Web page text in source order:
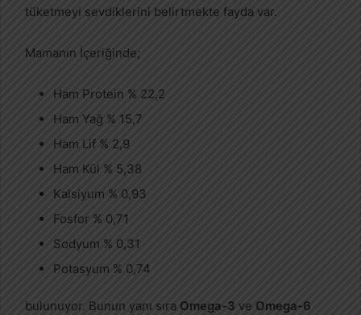
tüketmeyi sevdiklerini belirtmekte fayda var.
Mamanın İçeriğinde;
Ham Protein % 22,2
Ham Yağ % 15,7
Ham Lif % 2,9
Ham Kül % 5,38
Kalsiyum % 0,93
Fosfor % 0,71
Sodyum % 0,31
Potasyum % 0,74
bulunuyor. Bunun yanı sıra Omega-3 ve Omega-6